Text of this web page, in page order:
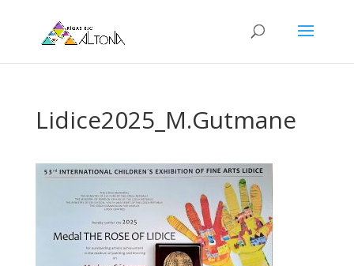
Lidice2025_M.Gutmane